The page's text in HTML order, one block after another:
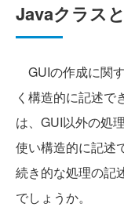
Javaクラス
GUIの作成に関
く構造的に記述で
は、GUI以外の処
使い構造的に記述
続き的な処理の記
でしょうか。